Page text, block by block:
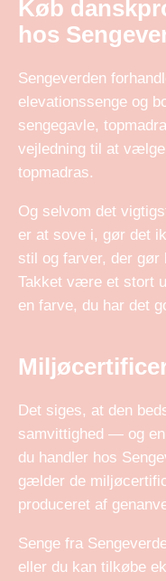
Køb
hos
Sengeverden
elevationssenge og
sengegavle,
vejledning til at
topmadras.
Og selvom det
er at sove i, gør det
stil og farver, der
Takket være et stort
en farve, du har det
Det siges, at den
samvittighed — og
du handler hos
gælder de
produceret af
Senge fra
eller du kan tilkøbe